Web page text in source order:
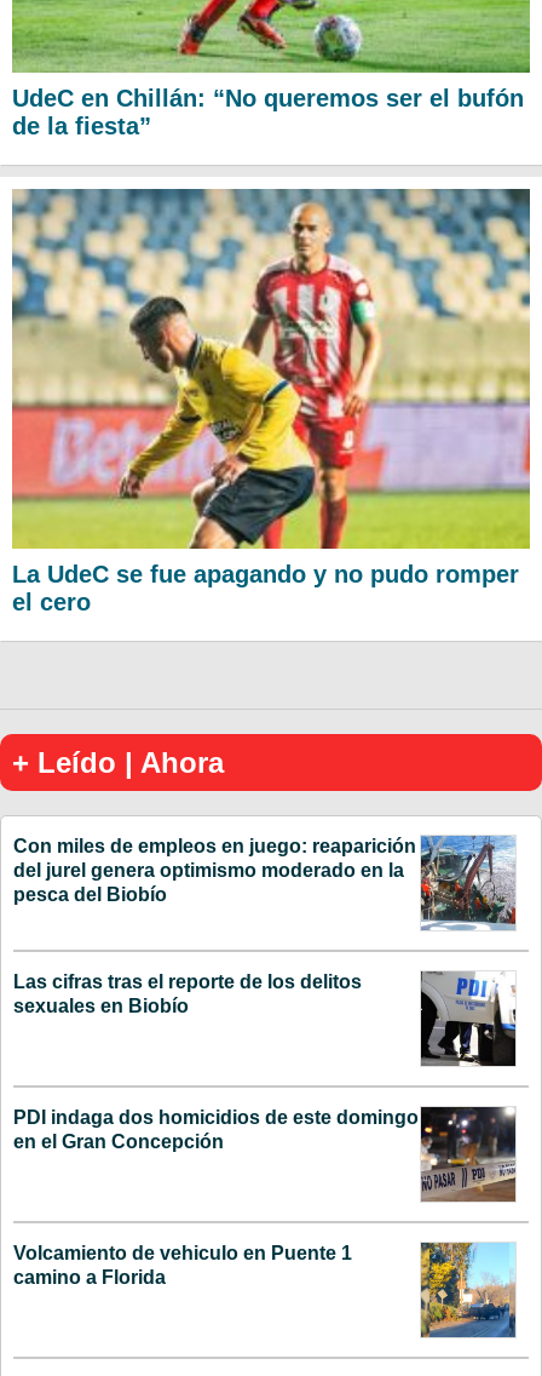
UdeC en Chillán: “No queremos ser el bufón
de la fiesta”
La UdeC se fue apagando y no pudo romper
el cero
+ Leído | Ahora
Con miles de empleos en juego: reaparición
del jurel genera optimismo moderado en la
pesca del Biobío
Las cifras tras el reporte de los delitos
sexuales en Biobío
PDI indaga dos homicidios de este domingo
en el Gran Concepción
Volcamiento de vehiculo en Puente 1
camino a Florida